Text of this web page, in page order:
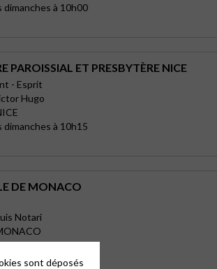
dimanches à 10h00
PAROISSIAL ET PRESBYTÈRE NICE
- Esprit
Hugo
dimanches à 10h15
DE MONACO
Notari
dimanche à 9h00
sont déposés